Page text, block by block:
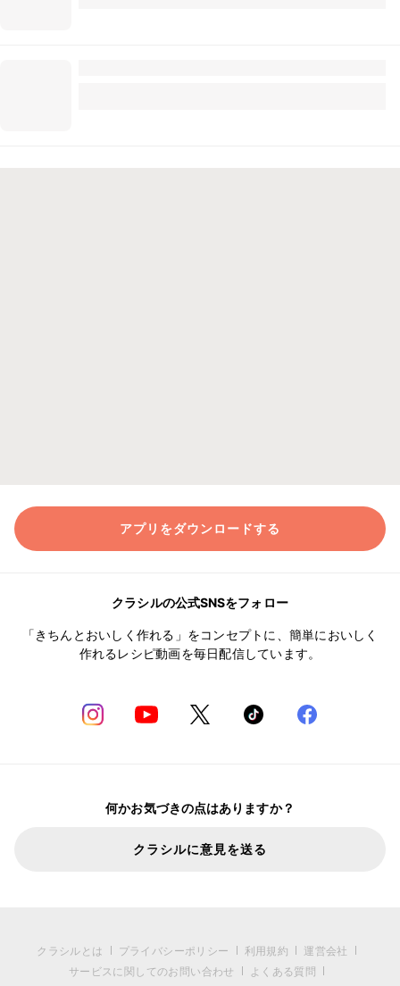
アプリをダウンロードする
クラシルの公式SNSをフォロー
「きちんとおいしく作れる」をコンセプトに、簡単においしく
作れるレシピ動画を毎日配信しています。
何かお気づきの点はありますか？
クラシルに意見を送る
クラシルとは プライバシーポリシー 利用規約
運営会社
サービスに関してのお問い合わせ
よくある質問